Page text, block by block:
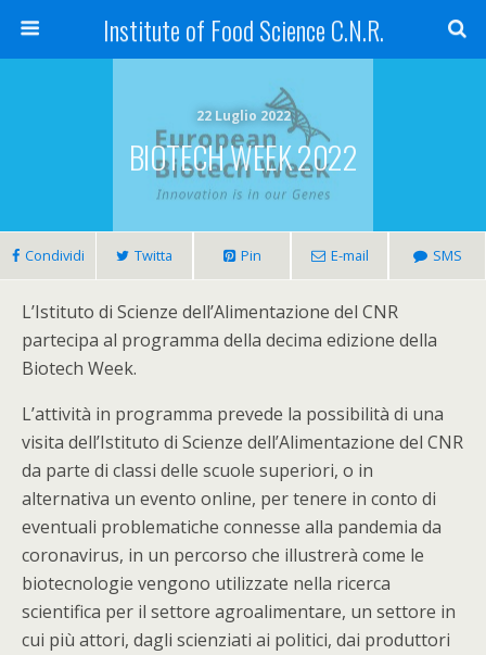
Institute of Food Science C.N.R.
22 Luglio 2022
BIOTECH WEEK 2022
Condividi Twitta Pin E-mail SMS
L’Istituto di Scienze dell’Alimentazione del CNR
partecipa al programma della decima edizione della
Biotech Week.
L’attività in programma prevede la possibilità di una
visita dell’Istituto di Scienze dell’Alimentazione del CNR
da parte di classi delle scuole superiori, o in
alternativa un evento online, per tenere in conto di
eventuali problematiche connesse alla pandemia da
coronavirus, in un percorso che illustrerà come le
biotecnologie vengono utilizzate nella ricerca
scientifica per il settore agroalimentare, un settore in
cui più attori, dagli scienziati ai politici, dai produttori